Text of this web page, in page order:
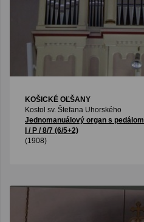
KOŠICKÉ OĽŠANY
Kostol sv. Štefana Uhorského
Jednomanuálový organ s pedálom
I / P / 8/7 (6/5+2)
(1908)